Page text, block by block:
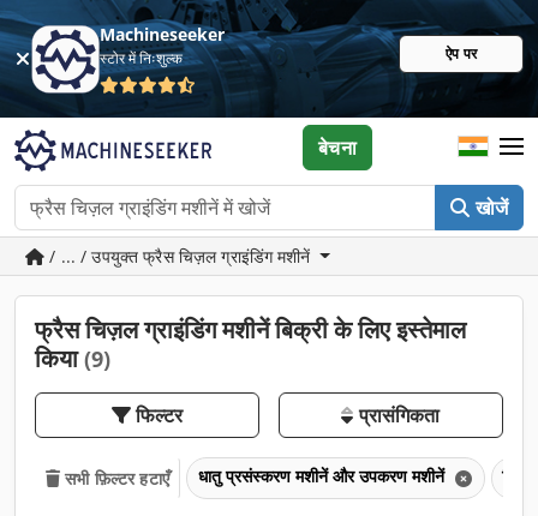
Machineseeker
स्टोर में निःशुल्क ऐप पर
खोजें
बेचना
/ ... / उपयुक्त फ्रैस चिज़ल ग्राइंडिंग मशीनें
फ्रैस चिज़ल ग्राइंडिंग मशीनें बिक्री के लिए इस्तेमाल
किया(9)
फिल्टर प्रासंगिकता
सभी फ़िल्टर हटाएँ धातु प्रसंस्करण मशीनें और उपकरण मशीनें